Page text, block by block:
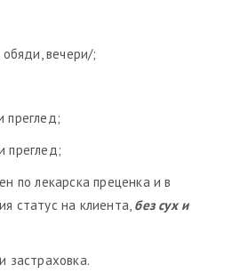
вечери/;
преглед;
преглед;
по лекарска преценка и в
статус на клиента, без сух и
застраховка.